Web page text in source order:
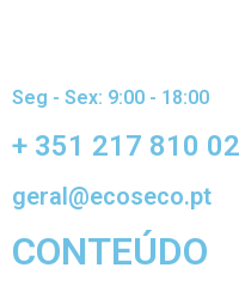
Seg - Sex: 9:00 - 18:00
+ 351 217 810
geral@ecoseco.pt
CONTEÚDO